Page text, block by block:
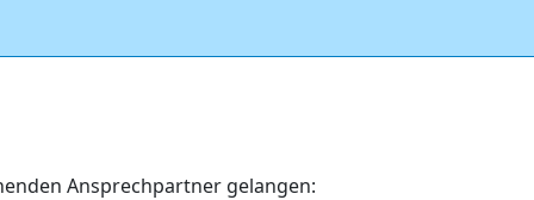
Ansprechpartner gelangen: